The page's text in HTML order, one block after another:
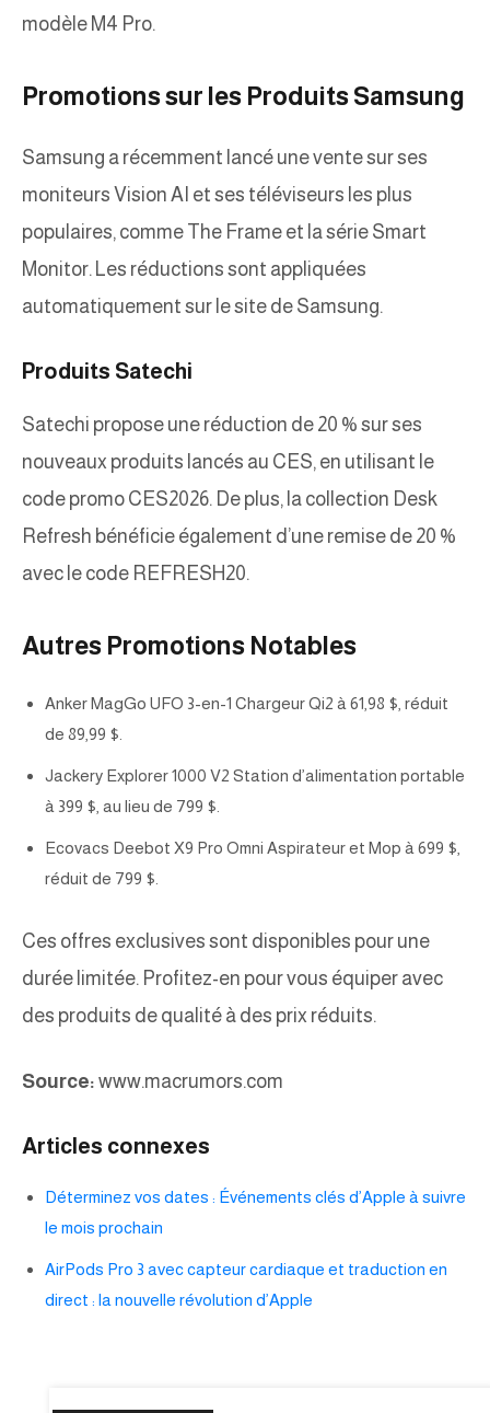
modèle M4 Pro.
Promotions sur les Produits Samsung
Samsung a récemment lancé une vente sur ses
moniteurs Vision AI et ses téléviseurs les plus
populaires, comme The Frame et la série Smart
Monitor. Les réductions sont appliquées
automatiquement sur le site de Samsung.
Produits Satechi
Satechi propose une réduction de 20 % sur ses
nouveaux produits lancés au CES, en utilisant le
code promo CES2026. De plus, la collection Desk
Refresh bénéficie également d’une remise de 20 %
avec le code REFRESH20.
Autres Promotions Notables
Anker MagGo UFO 3-en-1 Chargeur Qi2 à 61,98 $, réduit
de 89,99 $.
Jackery Explorer 1000 V2 Station d’alimentation portable
à 399 $, au lieu de 799 $.
Ecovacs Deebot X9 Pro Omni Aspirateur et Mop à 699 $,
réduit de 799 $.
Ces offres exclusives sont disponibles pour une
durée limitée. Profitez-en pour vous équiper avec
des produits de qualité à des prix réduits.
Source: www.macrumors.com
Articles connexes
Déterminez vos dates : Événements clés d’Apple à suivre
le mois prochain
AirPods Pro 3 avec capteur cardiaque et traduction en
direct : la nouvelle révolution d’Apple